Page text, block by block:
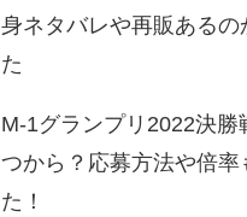
身ネタバレや再販あるの
た
M-1グランプリ2022決勝
つから？応募方法や倍率
た！